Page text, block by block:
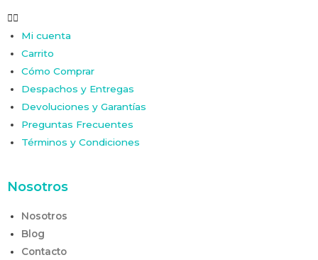
Mi cuenta
Carrito
Cómo Comprar
Despachos y Entregas
Devoluciones y Garantías
Preguntas Frecuentes
Términos y Condiciones
Nosotros
Nosotros
Blog
Contacto